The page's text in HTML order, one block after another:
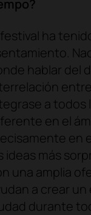
festival ha
hablar del
a todos
en el
en
ideas más
una amplia
a crear
durante